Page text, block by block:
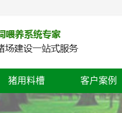
猪用料槽 客户案例